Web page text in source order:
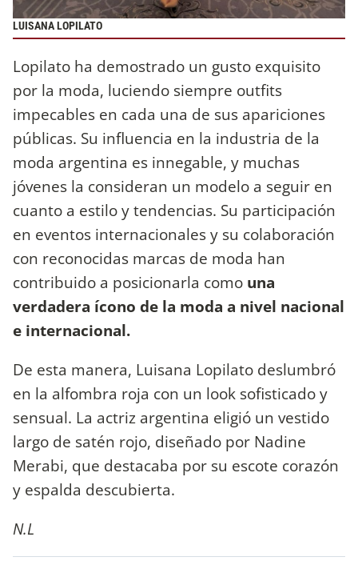
LUISANA LOPILATO
Lopilato ha demostrado un gusto exquisito
por la moda, luciendo siempre outfits
impecables en cada una de sus apariciones
públicas. Su influencia en la industria de la
moda argentina es innegable, y muchas
jóvenes la consideran un modelo a seguir en
cuanto a estilo y tendencias. Su participación
en eventos internacionales y su colaboración
con reconocidas marcas de moda han
contribuido a posicionarla como una
verdadera ícono de la moda a nivel nacional
e internacional.
De esta manera, Luisana Lopilato deslumbró
en la alfombra roja con un look sofisticado y
sensual. La actriz argentina eligió un vestido
largo de satén rojo, diseñado por Nadine
Merabi, que destacaba por su escote corazón
y espalda descubierta.
N.L